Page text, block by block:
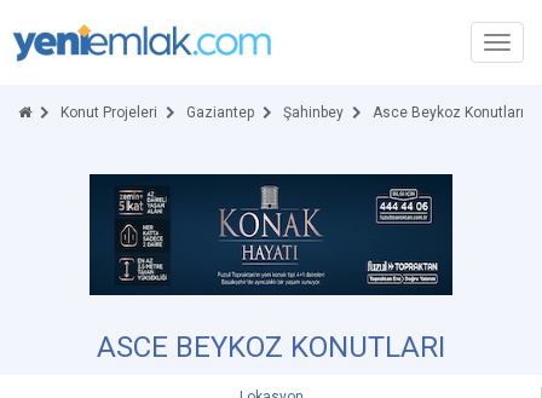
Konut Projeleri Gaziantep Şahinbey Asce Beykoz Konutları
ASCE BEYKOZ KONUTLARI